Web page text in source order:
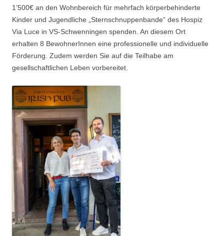
1’500€ an den Wohnbereich für mehrfach körperbehinderte
Kinder und Jugendliche „Sternschnuppenbande“ des Hospiz
Via Luce in VS-Schwenningen spenden. An diesem Ort
erhalten 8 BewohnerInnen eine professionelle und individuelle
Förderung. Zudem werden Sie auf die Teilhabe am
gesellschaftlichen Leben vorbereitet.